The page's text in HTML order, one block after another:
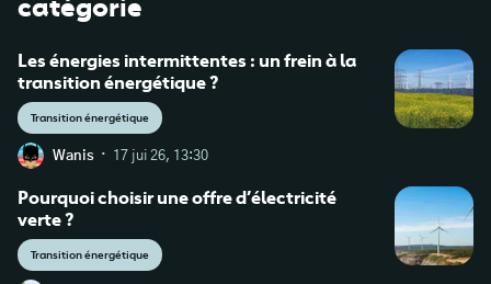
catégorie
Les énergies intermittentes : un frein à la
transition énergétique ?
Transition énergétique
Wanis · 17 jui 26, 13:30
Pourquoi choisir une offre d’électricité
verte ?
Transition énergétique